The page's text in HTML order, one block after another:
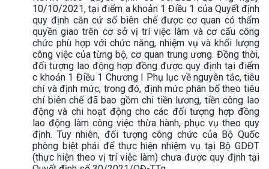
10/10/2021, tại điểm a khoản 1 Điều 1 của Quyết định
quy định căn cứ số biên chế được cơ quan có thẩm
quyền giao trên cơ sở vị trí việc làm và cơ cấu công
chức phù hợp với chức năng, nhiệm vụ và khối lượng
công việc của từng bộ, cơ quan trung ương. Đồng thời,
đối tượng lao động hợp đồng được quy định tại điểm
c khoản 1 Điều 1 Chương I Phụ lục về nguyên tắc, tiêu
chí và định mức; trong đó, định mức phân bổ theo tiêu
chí biên chế đã bao gồm chi tiền lương, tiền công lao
động và chi hoạt động cho các đối tượng hợp đồng
lao động làm công việc thừa hành, phục vụ theo quy
định. Tuy nhiên, đối tượng công chức của Bộ Quốc
phòng biệt phái để thực hiện nhiệm vụ tại Bộ GDĐT
(thực hiện theo vị trí việc làm) chưa được quy định tại